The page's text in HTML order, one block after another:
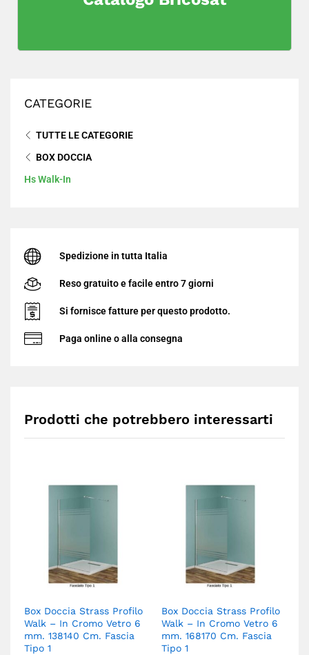
CATEGORIE
TUTTE LE CATEGORIE
BOX DOCCIA
Hs Walk-In
Spedizione in tutta Italia
Reso gratuito e facile entro 7 giorni
Si fornisce fatture per questo prodotto.
Paga online o alla consegna
Prodotti che potrebbero interessarti
Box Doccia Strass Profilo
Walk – In Cromo Vetro 6
mm. 138140 Cm. Fascia
Tipo 1
Box Doccia Strass Profilo
Walk – In Cromo Vetro 6
mm. 168170 Cm. Fascia
Tipo 1
di chiusura verranno elaborati e spediti al nostro
rientro, a partire dal
Continua lo Shopping
Grazie per la comprensione - buone vacanze da EDRCSR!